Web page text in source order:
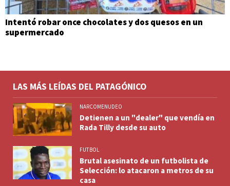
Intentó robar once chocolates y dos quesos en un
supermercado
LAS MÁS LEÍDAS DEL PATAGÓNICO
NARCOMENUDEO
Detienen a un "dealer" que vendía en
Rada Tilly desde su auto
FUTBOL
Brutal asesinato de un futbolista de
Selección: lo atacaron a metros de su
casa